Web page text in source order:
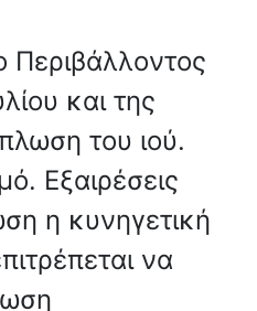
Περιβάλλοντος
και της
του ιού.
Εξαιρέσεις
η κυνηγετική
να